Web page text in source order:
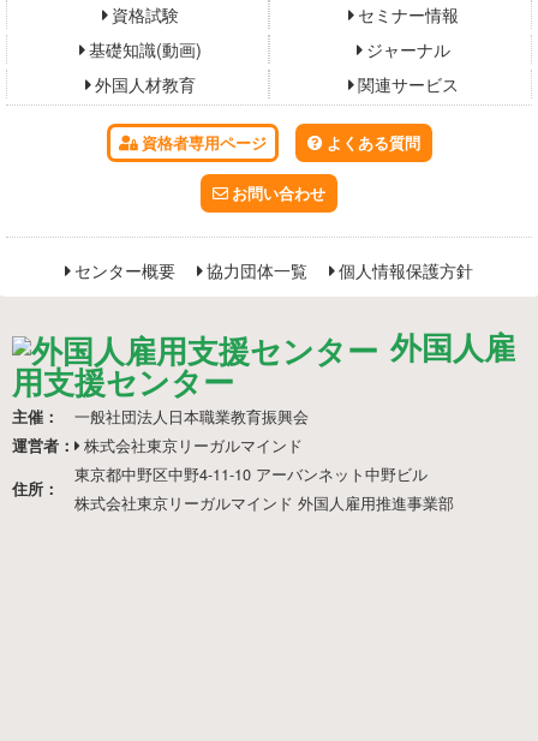
資格試験
セミナー情報
基礎知識(動画)
ジャーナル
外国人材教育
関連サービス
資格者専用ページ よくある質問
お問い合わせ
センター概要 協力団体一覧 個人情報保護方針
外国人雇
用支援センター
主催： 一般社団法人日本職業教育振興会
運営者： 株式会社東京リーガルマインド
住所：
東京都中野区中野4-11-10 アーバンネット中野ビル
株式会社東京リーガルマインド 外国人雇用推進事業部